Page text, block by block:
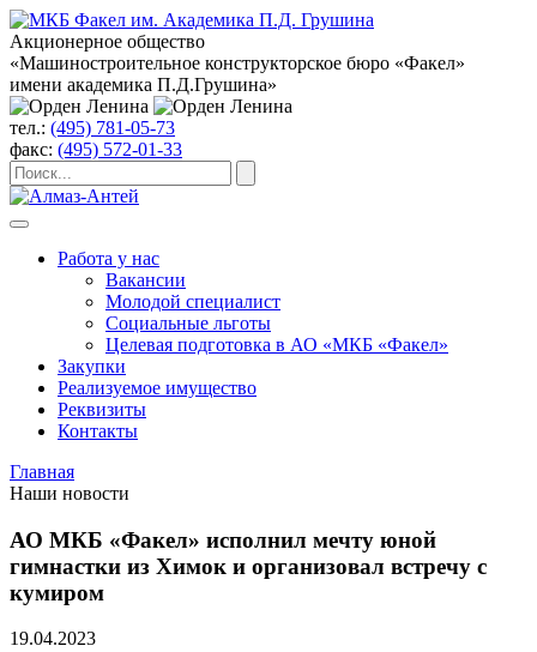
Акционерное общество
«Машиностроительное конструкторское бюро «Факел»
имени академика П.Д.Грушина»
тел.: (495) 781-05-73
факс: (495) 572-01-33
Работа у нас
Вакансии
Молодой специалист
Социальные льготы
Целевая подготовка в АО «МКБ «Факел»
Закупки
Реализуемое имущество
Реквизиты
Контакты
Главная
Наши новости
АО МКБ «Факел» исполнил мечту юной
гимнастки из Химок и организовал встречу с
кумиром
19.04.2023